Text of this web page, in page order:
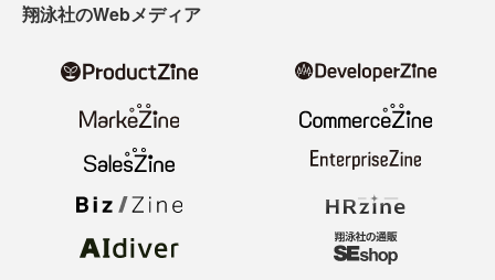
翔泳社のWebメディア